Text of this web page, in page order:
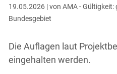
19.05.2026 | von AMA - Gültigkeit:
Bundesgebiet
Die Auflagen laut
eingehalten werden.